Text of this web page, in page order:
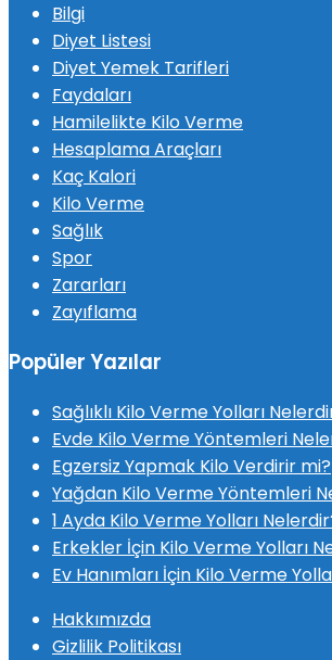
Bilgi
Diyet Listesi
Diyet Yemek Tarifleri
Faydaları
Hamilelikte Kilo Verme
Hesaplama Araçları
Kaç Kalori
Kilo Verme
Sağlık
Spor
Zararları
Zayıflama
Popüler Yazılar
Sağlıklı Kilo Verme Yolları
Evde Kilo Verme Yöntemleri
Egzersiz Yapmak Kilo Verdirir mi?
Yağdan Kilo Verme Yöntemleri
1 Ayda Kilo Verme Yolları
Erkekler İçin Kilo Verme Yolları
Ev Hanımları İçin Kilo Verme
Hakkımızda
Gizlilik Politikası